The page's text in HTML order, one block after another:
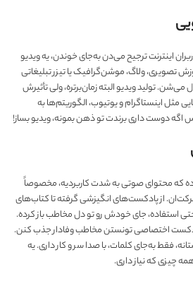
اینترنت ترجیح می‌دن به‌جای خوندن، یه ویدیو
تصویری، ولاگ، موشن‌گرافیک یا تیزر تبلیغاتی
تولید ویدیو البته زمان‌برتره، ولی تأثیرش
اینستاگرام و یوتیوب، الگوریتم‌ها به
اگه دوست داری برندت تو ذهن بمونه، ویدیو بساز!
که محتوای صوتی به شدت کاربردیه، مخصوصاً
از پادکست‌های انگیزشی گرفته تا کتاب‌های
استفاده، جای خودش رو تو دل مخاطب باز کرده.
اختصاصی تونستن مخاطب وفادار جذب کنن.
فقط به‌جای کلمات، با صدا سر و کار داری. یه
چیزی که نیاز داری.